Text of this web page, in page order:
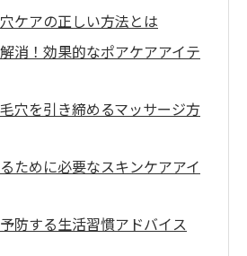
ケアの正しい方法とは
消！効果的なポアケアアイテ
穴を引き締めるマッサージ方
ために必要なスキンケアアイ
防する生活習慣アドバイス